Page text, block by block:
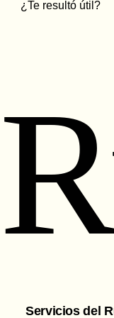
¿Te resultó útil?
Servicios del